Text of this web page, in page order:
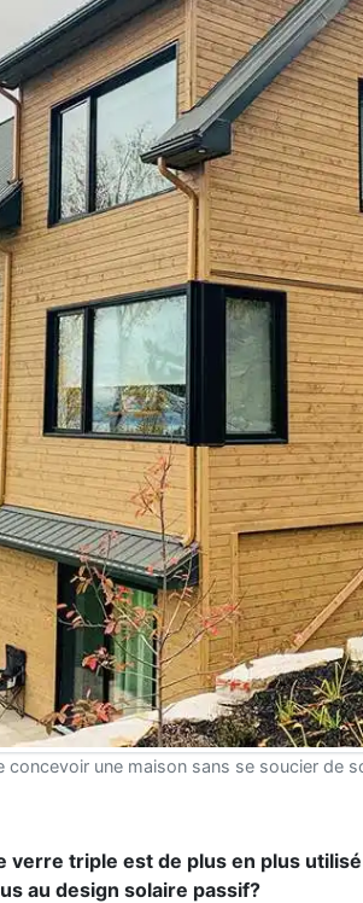
concevoir une maison sans se soucier de
verre triple est de plus en plus
au design solaire passif?